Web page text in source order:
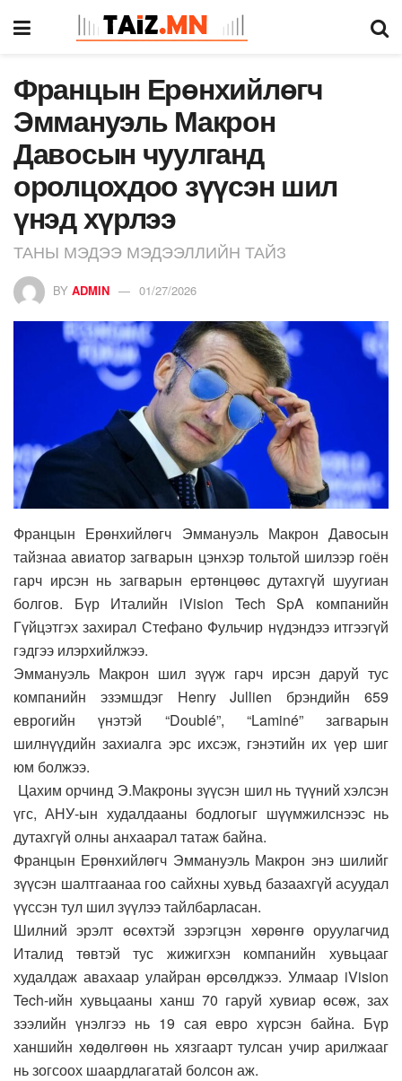
Францын Ерөнхийлөгч
Эммануэль Макрон
Давосын чуулганд
оролцохдоо зүүсэн шил
үнэд хүрлээ
ТАНЫ МЭДЭЭ МЭДЭЭЛЛИЙН ТАЙЗ
BY ADMIN 01/27/2026
Францын Ерөнхийлөгч Эммануэль Макрон Давосын
тайзнаа авиатор загварын цэнхэр тольтой шилээр гоён
гарч ирсэн нь загварын ертөнцөөс дутахгүй шуугиан
болгов. Бүр Италийн iVision Tech SpA компанийн
Гүйцэтгэх захирал Стефано Фульчир нүдэндээ итгээгүй
гэдгээ илэрхийлжээ.
Эммануэль Макрон шил зүүж гарч ирсэн даруй тус
компанийн эзэмшдэг Henry Jullien брэндийн 659
еврогийн үнэтэй “Doublé”, “Laminé” загварын
шилнүүдийн захиалга эрс ихсэж, гэнэтийн их үер шиг
юм болжээ.
Цахим орчинд Э.Макроны зүүсэн шил нь түүний хэлсэн
үгс, АНУ-ын худалдааны бодлогыг шүүмжилснээс нь
дутахгүй олны анхаарал татаж байна.
Францын Ерөнхийлөгч Эммануэль Макрон энэ шилийг
зүүсэн шалтгаанаа гоо сайхны хувьд базаахгүй асуудал
үүссэн тул шил зүүлээ тайлбарласан.
Шилний эрэлт өсөхтэй зэрэгцэн хөрөнгө оруулагчид
Италид төвтэй тус жижигхэн компанийн хувьцааг
худалдаж авахаар улайран өрсөлджээ. Улмаар iVision
Tech-ийн хувьцааны ханш 70 гаруй хувиар өсөж, зах
зээлийн үнэлгээ нь 19 сая евро хүрсэн байна. Бүр
ханшийн хөдөлгөөн нь хязгаарт тулсан учир арилжааг
нь зогсоох шаардлагатай болсон аж.